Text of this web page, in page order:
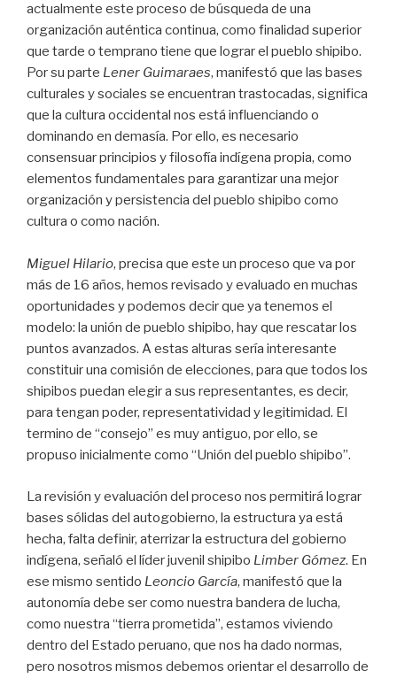
actualmente este proceso de búsqueda de una
organización auténtica continua, como finalidad superior
que tarde o temprano tiene que lograr el pueblo shipibo.
Por su parte Lener Guimaraes, manifestó que las bases
culturales y sociales se encuentran trastocadas, significa
que la cultura occidental nos está influenciando o
dominando en demasía. Por ello, es necesario
consensuar principios y filosofía indígena propia, como
elementos fundamentales para garantizar una mejor
organización y persistencia del pueblo shipibo como
cultura o como nación.
Miguel Hilario, precisa que este un proceso que va por
más de 16 años, hemos revisado y evaluado en muchas
oportunidades y podemos decir que ya tenemos el
modelo: la unión de pueblo shipibo, hay que rescatar los
puntos avanzados. A estas alturas sería interesante
constituir una comisión de elecciones, para que todos los
shipibos puedan elegir a sus representantes, es decir,
para tengan poder, representatividad y legitimidad. El
termino de “consejo” es muy antiguo, por ello, se
propuso inicialmente como “Unión del pueblo shipibo”.
La revisión y evaluación del proceso nos permitirá lograr
bases sólidas del autogobierno, la estructura ya está
hecha, falta definir, aterrizar la estructura del gobierno
indígena, señaló el líder juvenil shipibo Limber Gómez. En
ese mismo sentido Leoncio García, manifestó que la
autonomía debe ser como nuestra bandera de lucha,
como nuestra “tierra prometida”, estamos viviendo
dentro del Estado peruano, que nos ha dado normas,
pero nosotros mismos debemos orientar el desarrollo de